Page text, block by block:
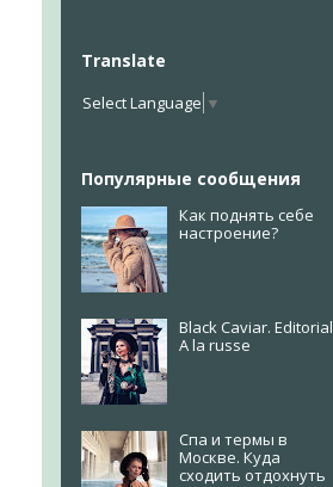
Translate
Select Language ▼
Популярные сообщения
Как поднять себе
настроение?
Black Caviar. Editorial
A la russe
Спа и термы в
Москве. Куда
сходить отдохнуть